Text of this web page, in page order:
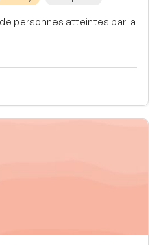
personnes atteintes par la